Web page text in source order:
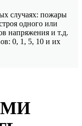
случаях: пожары
одного или
напряжения и т.д.
0, 1, 5, 10 и их